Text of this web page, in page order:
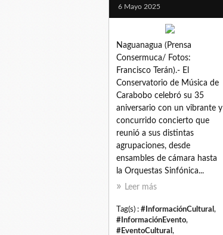
6 Mayo 2025
Naguanagua (Prensa
Consermuca/ Fotos:
Francisco Terán).- El
Conservatorio de Música de
Carabobo celebró su 35
aniversario con un vibrante y
concurrido concierto que
reunió a sus distintas
agrupaciones, desde
ensambles de cámara hasta
la Orquestas Sinfónica...
Leer más
Tag(s) : #InformaciónCultural ,
#InformaciónEvento,
#EventoCultural ,